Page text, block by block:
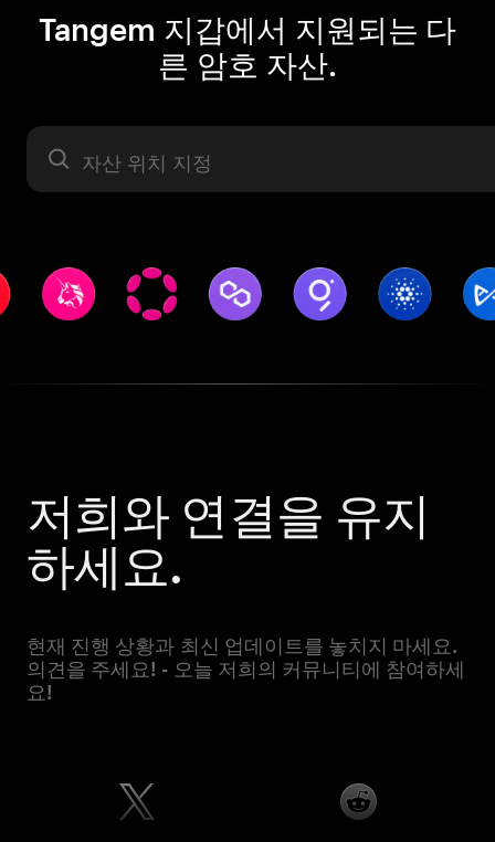
Tangem 지갑에서 지원되는 다
른 암호 자산.
자산 라벨
저희와 연결을 유지
하세요.
현재 진행 상황과 최신 업데이트를 놓치지 마세요.
의견을 주세요! - 오늘 저희의 커뮤니티에 참여하세
요!